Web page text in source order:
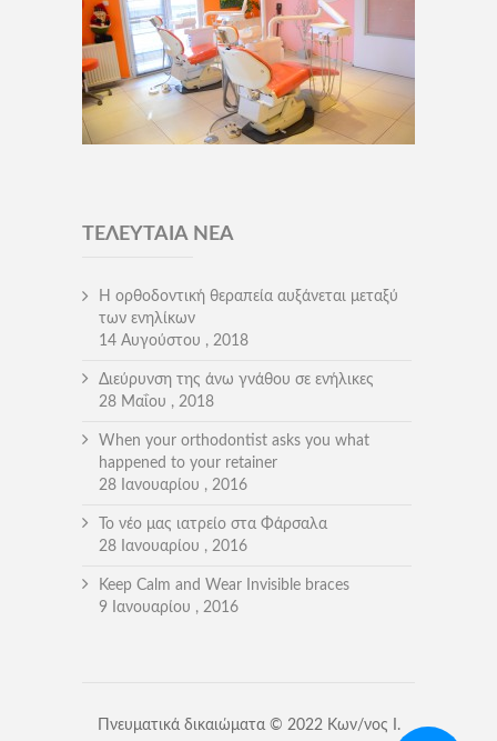
ΤΕΛΕΥΤΑΙΑ ΝΕΑ
Η ορθοδοντική θεραπεία αυξάνεται μεταξύ
των ενηλίκων
14 Αυγούστου , 2018
Διεύρυνση της άνω γνάθου σε ενήλικες
28 Μαΐου , 2018
When your orthodontist asks you what
happened to your retainer
28 Ιανουαρίου , 2016
Το νέο μας ιατρείο στα Φάρσαλα
28 Ιανουαρίου , 2016
Keep Calm and Wear Invisible braces
9 Ιανουαρίου , 2016
Πνευματικά δικαιώματα © 2022 Κων/νος Ι.